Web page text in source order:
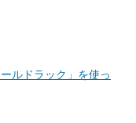
ルドラック」を使っ